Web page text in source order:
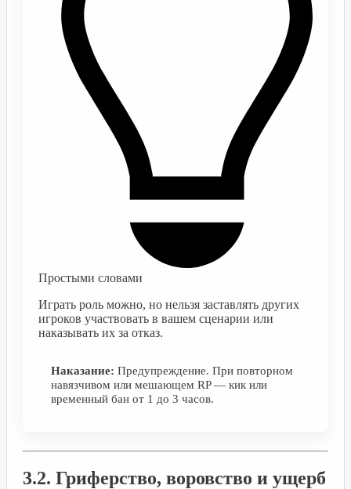
Простыми словами
Играть роль можно, но нельзя заставлять других
игроков участвовать в вашем сценарии или
наказывать их за отказ.
Наказание: Предупреждение. При повторном
навязчивом или мешающем RP — кик или
временный бан от 1 до 3 часов.
3.2. Гриферство, воровство и ущерб